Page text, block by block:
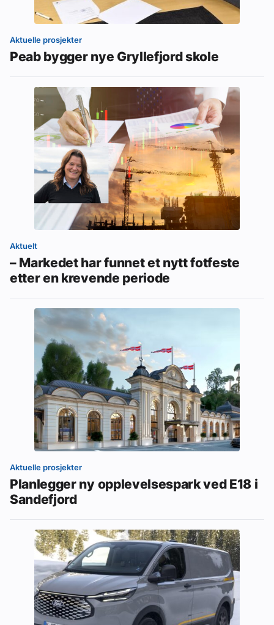
Aktuelle prosjekter
Peab bygger nye Gryllefjord skole
Aktuelt
– Markedet har funnet et nytt fotfeste
etter en krevende periode
Aktuelle prosjekter
Planlegger ny opplevelsespark ved E18 i
Sandefjord